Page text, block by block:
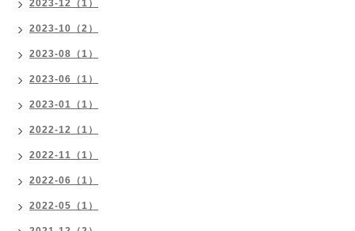
2023-12（1）
2023-10（2）
2023-08（1）
2023-06（1）
2023-01（1）
2022-12（1）
2022-11（1）
2022-06（1）
2022-05（1）